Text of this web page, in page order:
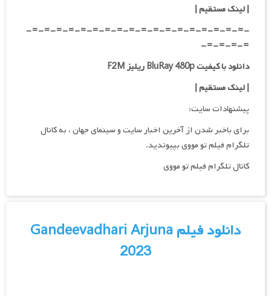
| لینک مستقیم|
-=-=-=-=-=-=-=-=-=-=-=-=-=-=-=-=-=-=-
=-=-=-=-
دانلود با کیفیت BluRay 480p ریلیز F2M
| لینک مستقیم|
پیشنهادات سایت:
برای باخبر شدن از آخرین اخبار سایت و سینمای جهان ، به کانال
تلگرام فیلم تو مووی بپیوندید.
کانال تلگرام فیلم تو مووی
دانلود فیلم Gandeevadhari Arjuna
2023